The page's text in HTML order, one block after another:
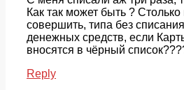
Как так может быть ? Столько
совершить, типа без списания
денежных средств, если
вносятся в чёрный
Reply